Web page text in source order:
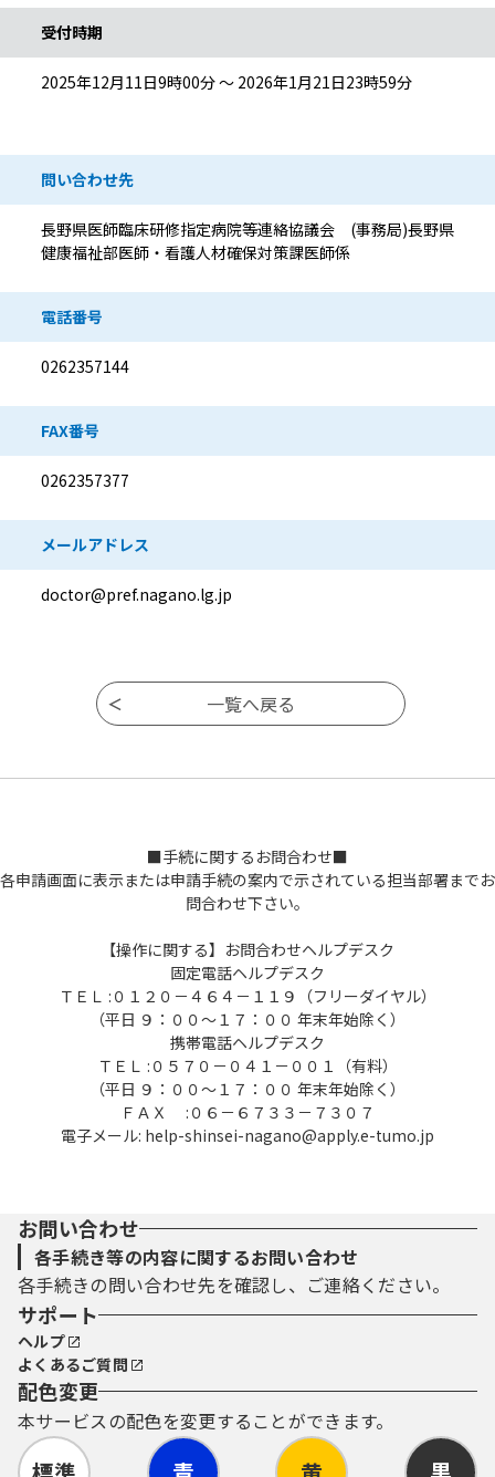
受付時期
2025年12月11日9時00分 ～ 2026年1月21日23時59分
問い合わせ先
長野県医師臨床研修指定病院等連絡協議会 (事務局)長野県
健康福祉部医師・看護人材確保対策課医師係
電話番号
0262357144
FAX番号
0262357377
メールアドレス
doctor@pref.nagano.lg.jp
■手続に関するお問合わせ■
各申請画面に表示または申請手続の案内で示されている担当部署までお
問合わせ下さい。
【操作に関する】お問合わせヘルプデスク
固定電話ヘルプデスク
ＴＥＬ :０１２０－４６４－１１９（フリーダイヤル）
（平日 ９：００～１７：００ 年末年始除く）
携帯電話ヘルプデスク
ＴＥＬ :０５７０－０４１－００１（有料）
（平日 ９：００～１７：００ 年末年始除く）
ＦＡＸ :０６－６７３３－７３０７
電子メール: help-shinsei-nagano@apply.e-tumo.jp
お問い合わせ
各手続き等の内容に関するお問い合わせ
各手続きの問い合わせ先を確認し、ご連絡ください。
サポート
ヘルプ
よくあるご質問
配色変更
本サービスの配色を変更することができます。